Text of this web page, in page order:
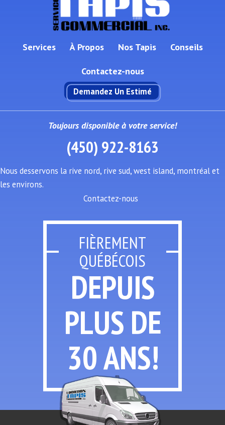
Services À Propos Nos Tapis Conseils
Contactez-nous
Demandez Un Estimé
Toujours disponible à votre service!
(450) 922-8163
Nous desservons la rive nord, rive sud, west island, montréal et
les environs.
Contactez-nous
FIÈREMENT
QUÉBÉCOIS
DEPUIS
PLUS DE
30 ANS!